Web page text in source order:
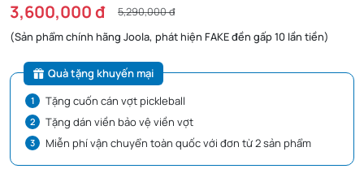
3,600,000 đ 5,290,000 đ
(Sản phẩm chính hãng Joola, phát hiện FAKE đền gấp 10 lần tiền)
Quà tặng khuyến mại
Tặng cuốn cán vợt pickleball
Tặng dán viền bảo vệ viền vợt
Miễn phí vận chuyển toàn quốc với đơn từ 2 sản phẩm